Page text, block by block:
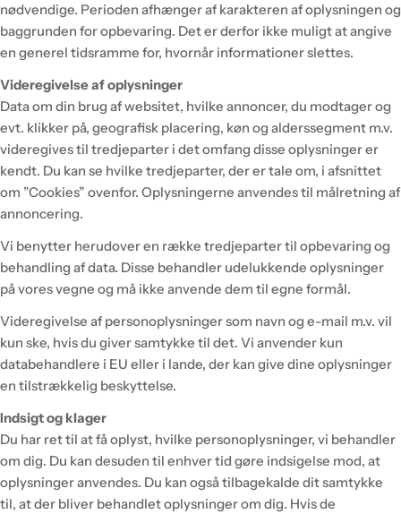
nødvendige. Perioden afhænger af karakteren af oplysningen og
baggrunden for opbevaring. Det er derfor ikke muligt at angive
en generel tidsramme for, hvornår informationer slettes.
Videregivelse af oplysninger
Data om din brug af websitet, hvilke annoncer, du modtager og
evt. klikker på, geografisk placering, køn og alderssegment m.v.
videregives til tredjeparter i det omfang disse oplysninger er
kendt. Du kan se hvilke tredjeparter, der er tale om, i afsnittet
om ”Cookies” ovenfor. Oplysningerne anvendes til målretning af
annoncering.
Vi benytter herudover en række tredjeparter til opbevaring og
behandling af data. Disse behandler udelukkende oplysninger
på vores vegne og må ikke anvende dem til egne formål.
Videregivelse af personoplysninger som navn og e-mail m.v. vil
kun ske, hvis du giver samtykke til det. Vi anvender kun
databehandlere i EU eller i lande, der kan give dine oplysninger
en tilstrækkelig beskyttelse.
Indsigt og klager
Du har ret til at få oplyst, hvilke personoplysninger, vi behandler
om dig. Du kan desuden til enhver tid gøre indsigelse mod, at
oplysninger anvendes. Du kan også tilbagekalde dit samtykke
til, at der bliver behandlet oplysninger om dig. Hvis de